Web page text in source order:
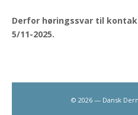
Derfor høringssvar til
5/11-2025.
© 2026 — Dansk